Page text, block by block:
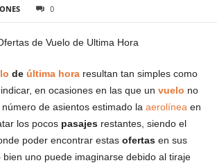
0
de última hora resultan tan simples como
en ocasiones en las que un vuelo no
de asientos estimado la aerolínea en
los pocos pasajes restantes, siendo el
poder encontrar estas ofertas en sus
bien uno puede imaginarse debido al tiraje